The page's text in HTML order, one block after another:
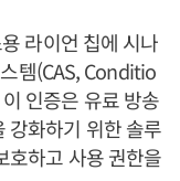
라이언 칩에 시나
템(CAS, Conditio
인증은 유료 방송
강화하기 위한 솔루
호하고 사용 권한을